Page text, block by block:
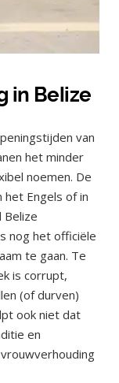
in Belize
van
het minder
noemen. De
het Engels of in
Belize
nog het officiële
te gaan. Te
is corrupt,
(of durven)
ook niet dat
en